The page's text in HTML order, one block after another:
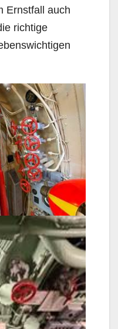
Ernstfall auch
richtige